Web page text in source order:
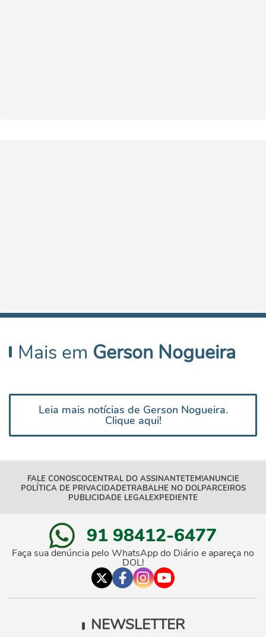
Mais em Gerson Nogueira
Leia mais notícias de Gerson Nogueira.
Clique aqui!
FALE CONOSCOCENTRAL DO ASSINANTETEM!ANUNCIE
POLÍTICA DE PRIVACIDADETRABALHE NO DOLPARCEIROS
PUBLICIDADE LEGALEXPEDIENTE
91 98412-6477
Faça sua denúncia pelo WhatsApp do Diário e apareça no
DOL!
NEWSLETTER